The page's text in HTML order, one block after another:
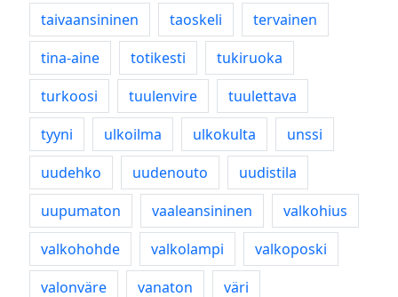
taivaansininen
taoskeli
tervainen
tina-aine
totikesti
tukiruoka
turkoosi
tuulenvire
tuulettava
tyyni
ulkoilma ulkokulta
unssi
uudehko
uudenouto
uudistila
uupumaton
vaaleansininen
valkohius
valkohohde
valkolampi
valkoposki
valonväre
vanaton väri